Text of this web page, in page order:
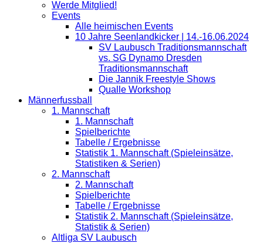
Werde Mitglied!
Events
Alle heimischen Events
10 Jahre Seenlandkicker | 14.-16.06.2024
SV Laubusch Traditionsmannschaft
vs. SG Dynamo Dresden
Traditionsmannschaft
Die Jannik Freestyle Shows
Qualle Workshop
Männerfussball
1. Mannschaft
1. Mannschaft
Spielberichte
Tabelle / Ergebnisse
Statistik 1. Mannschaft (Spieleinsätze,
Statistiken & Serien)
2. Mannschaft
2. Mannschaft
Spielberichte
Tabelle / Ergebnisse
Statistik 2. Mannschaft (Spieleinsätze,
Statistik & Serien)
Altliga SV Laubusch